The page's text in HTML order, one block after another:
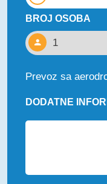
BROJ OSOBA
Prevoz sa
DODATNE